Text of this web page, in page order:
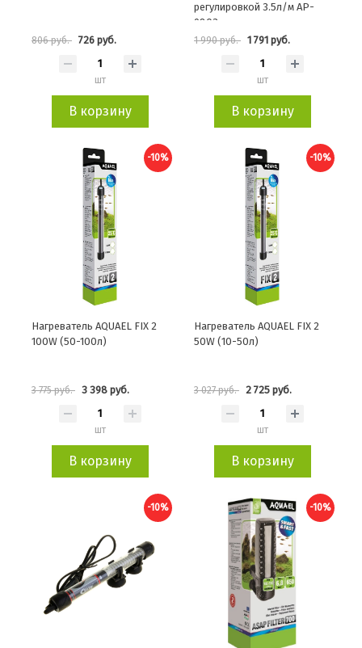
806 руб. 726 руб.
шт
В корзину
регулировкой 3.5л/м AP-
9803
1 990 руб. 1 791 руб.
шт
В корзину
-10%
Нагреватель AQUAEL FIX 2
100W (50-100л)
3 775 руб. 3 398 руб.
шт
В корзину
-10%
Нагреватель AQUAEL FIX 2
50W (10-50л)
3 027 руб. 2 725 руб.
шт
В корзину
-10% -10%